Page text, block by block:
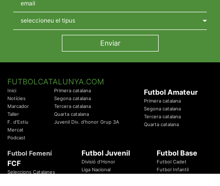
FUTBOLCATALUNYA.COM
Inici
Notícies
Marcador
Taller
F. d'Estiu
Mercat
Podcast
Primera catalana
Segona catalana
Tercera catalana
Quarta catalana
Juvenil Div. d'honor Grup 3A
Futbol Amateur
Primera catalana
Segona catalana
Tercera catalana
Quarta catalana
Futbol Femení
FCF
Seleccions Catalanes
Futbol Juvenil
Divisió d'Honor
Liga Nacional
Futbol Base
Futbol Cadet
Futbol Infantil